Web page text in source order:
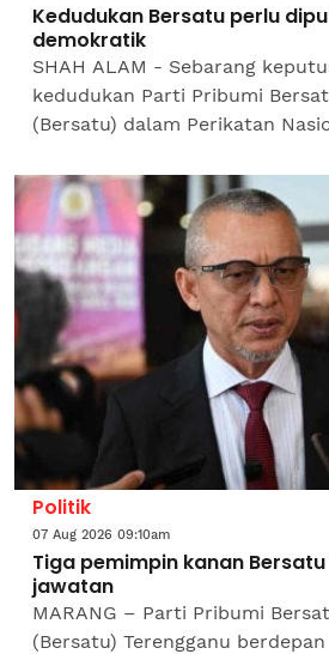
Kedudukan Bersatu perlu
demokratik
SHAH ALAM - Sebarang
kedudukan Parti Pribumi
(Bersatu) dalam Perikatan
dalam perlembagaan
Politik
07 Aug 2026 09:10am
Tiga pemimpin kanan
jawatan
​MARANG – Parti Pribumi
(Bersatu) Terengganu